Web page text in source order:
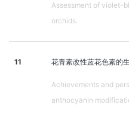
Assessment of violet-
orchids.
11 花青素改性蓝花色素的
Achievements and
anthocyanin